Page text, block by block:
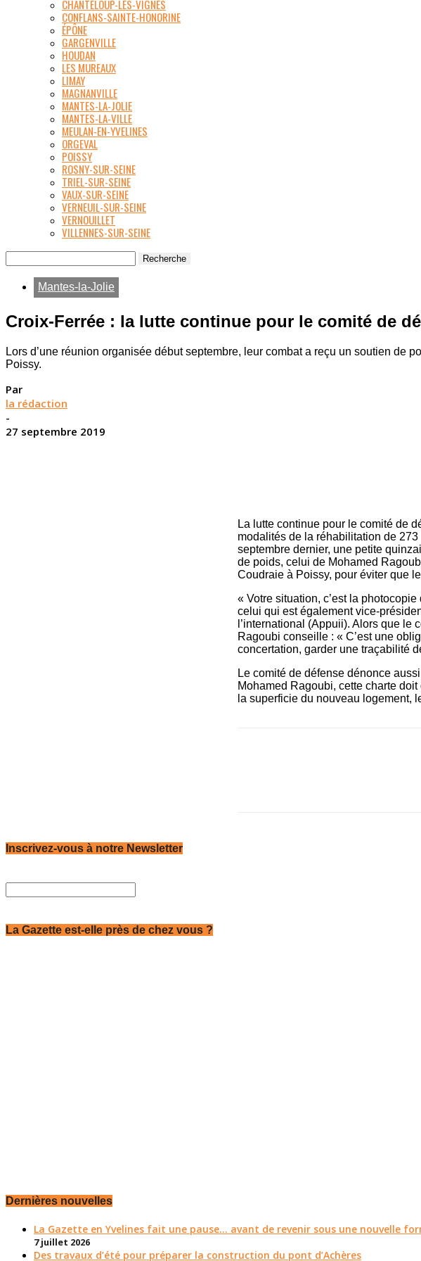
CHANTELOUP-LES-VIGNES
CONFLANS-SAINTE-HONORINE
ÉPÔNE
GARGENVILLE
HOUDAN
LES MUREAUX
LIMAY
MAGNANVILLE
MANTES-LA-JOLIE
MANTES-LA-VILLE
MEULAN-EN-YVELINES
ORGEVAL
POISSY
ROSNY-SUR-SEINE
TRIEL-SUR-SEINE
VAUX-SUR-SEINE
VERNEUIL-SUR-SEINE
VERNOUILLET
VILLENNES-SUR-SEINE
Mantes-la-Jolie
Croix-Ferrée : la lutte continue pour le comité de
Lors d’une réunion organisée début septembre, leur combat a reçu un soutien
Poissy.
Par
la rédaction
-
27 septembre 2019
La lutte continue pour le comité de
modalités de la réhabilitation de
septembre dernier, une petite
de poids, celui de Mohamed
Coudraie à Poissy, pour éviter que
« Votre situation, c’est la
celui qui est également vice-
l’international (Appuii). Alors que le
Ragoubi conseille : « C’est une
­concertation, garder une traçabilité
Le comité de défense dénonce
Mohamed Ragoubi, cette charte
la superficie du nouveau logement,
Inscrivez-vous à notre Newsletter
La Gazette est-elle près de chez vous ?
Dernières nouvelles
La Gazette en Yvelines fait une pause... avant de revenir sous une nouvelle
7 juillet 2026
Des travaux d’été pour préparer la construction du pont d’Achères